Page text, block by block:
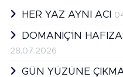
HER YAZ AYNI ACI
DOMANİÇ'İN
28.07.2026
GÜN YÜZÜNE